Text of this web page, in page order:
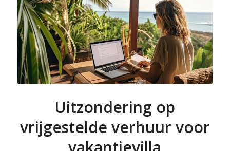
Uitzondering op
vrijgestelde verhuur voor